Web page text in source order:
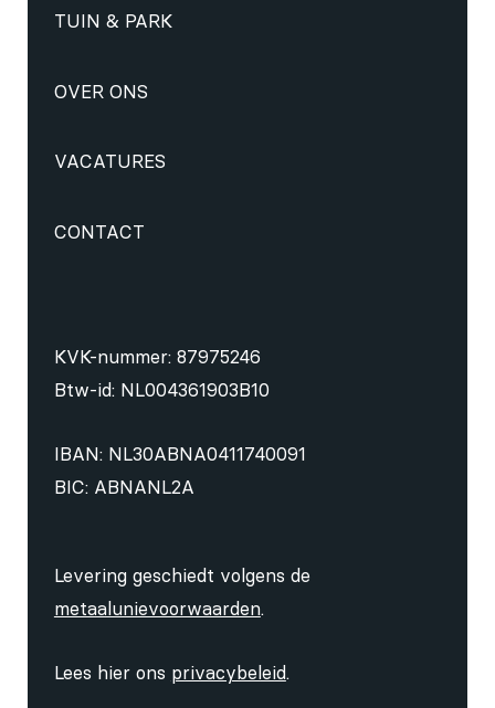
TUIN & PARK
OVER ONS
VACATURES
CONTACT
KVK-nummer: 87975246
Btw-id: NL004361903B10
IBAN: NL30ABNA0411740091
BIC: ABNANL2A
Levering geschiedt volgens de
metaalunievoorwaarden.
Lees hier ons privacybeleid.